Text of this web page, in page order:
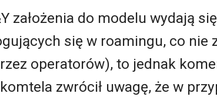
założenia do modelu wydają
się w roamingu, co nie
operatorów), to jednak
zwrócił uwagę, że w